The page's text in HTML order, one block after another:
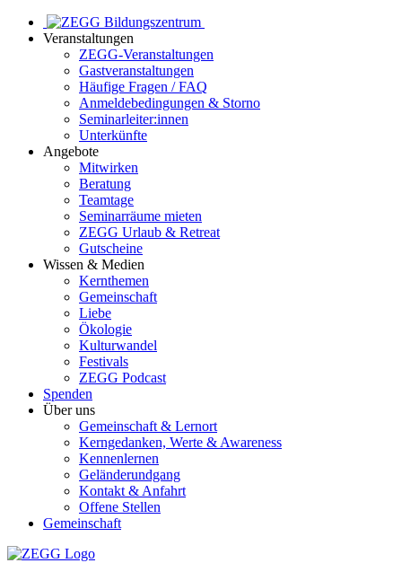
Veranstaltungen
ZEGG-Veranstaltungen
Gastveranstaltungen
Häufige Fragen / FAQ
Anmeldebedingungen & Storno
Seminarleiter:innen
Unterkünfte
Angebote
Mitwirken
Beratung
Teamtage
Seminarräume mieten
ZEGG Urlaub & Retreat
Gutscheine
Wissen & Medien
Kernthemen
Gemeinschaft
Liebe
Ökologie
Kulturwandel
Festivals
ZEGG Podcast
Spenden
Über uns
Gemeinschaft & Lernort
Kerngedanken, Werte & Awareness
Kennenlernen
Geländerundgang
Kontakt & Anfahrt
Offene Stellen
Gemeinschaft